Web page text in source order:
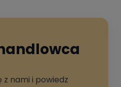
z nami i powiedz